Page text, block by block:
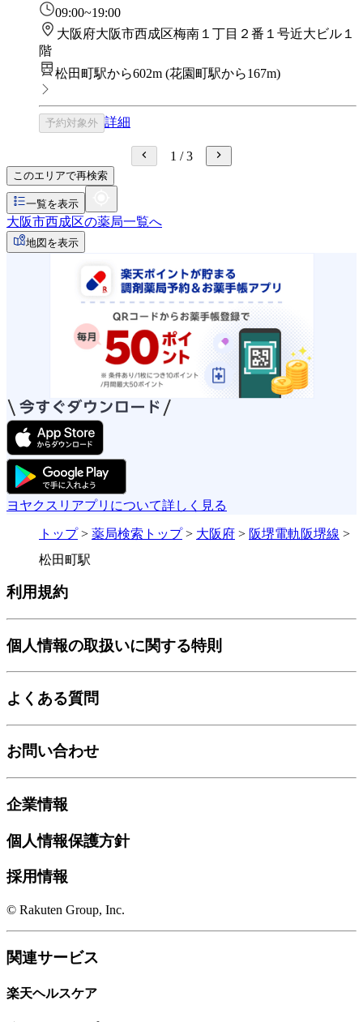
09:00~19:00
大阪府大阪市西成区梅南１丁目２番１号近大ビル１
階
松田町駅から602m (花園町駅から167m)
予約対象外 詳細
1 /3
このエリアで再検索
一覧を表示
大阪市西成区の薬局一覧へ
地図を表示
ヨヤクスリアプリについて詳しく見る
トップ> 薬局検索トップ> 大阪府 > 阪堺電軌阪堺線 >
松田町駅
利用規約
個人情報の取扱いに関する特則
よくある質問
お問い合わせ
企業情報
個人情報保護方針
採用情報
© Rakuten Group, Inc.
関連サービス
楽天ヘルスケア